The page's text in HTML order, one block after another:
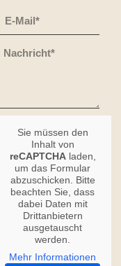
Sie müssen den
Inhalt von
reCAPTCHAladen,
um das Formular
abzuschicken. Bitte
beachten Sie, dass
dabei Daten mit
Drittanbietern
ausgetauscht
werden.
Mehr Informationen